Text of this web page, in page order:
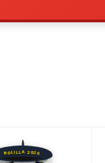
BOLILLA 2026